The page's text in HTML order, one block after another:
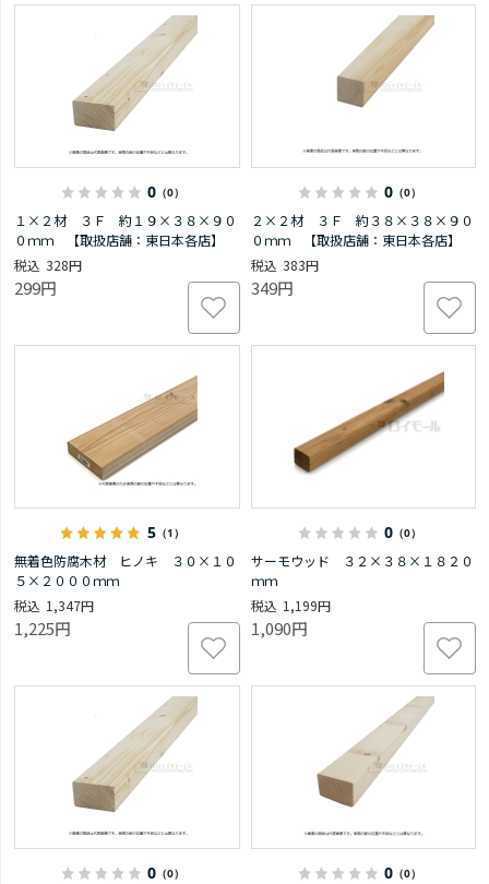
0 （0）
１×２材 ３Ｆ 約１９×３８×９０
０ｍｍ 【取扱店舗：東日本各店】
328円
299円
0（0）
２×２材 ３Ｆ 約３８×３８×９０
０ｍｍ 【取扱店舗：東日本各店】
383円
349円
5 （1）
無着色防腐木材 ヒノキ ３０×１０
５×２０００ｍｍ
1,347円
1,225円
0（0）
サーモウッド ３２×３８×１８２０
ｍｍ
1,199円
1,090円
0 （0） 0（0）